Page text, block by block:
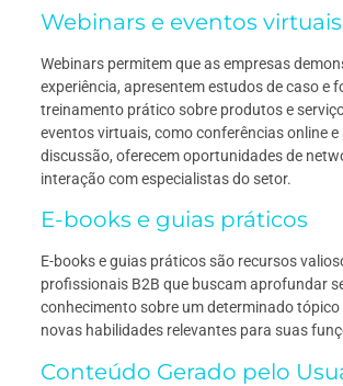
Webinars e eventos virtuais
Webinars permitem que as empresas
experiência, apresentem estudos de caso e
treinamento prático sobre produtos e
eventos virtuais, como conferências online e
discussão, oferecem oportunidades de
interação com especialistas do setor.
E-books e guias práticos
E-books e guias práticos são recursos
profissionais B2B que buscam aprofundar
conhecimento sobre um determinado
novas habilidades relevantes para suas
Conteúdo Gerado pelo